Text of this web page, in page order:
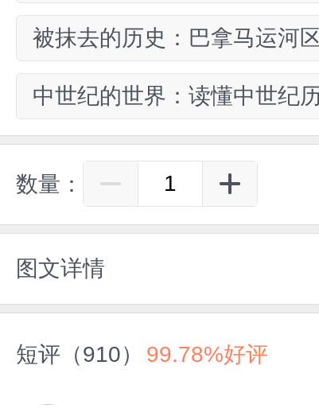
被抹去的历史：巴拿马运河
中世纪的世界：读懂中世纪
数量：
图文详情
短评（910） 99.78%好评